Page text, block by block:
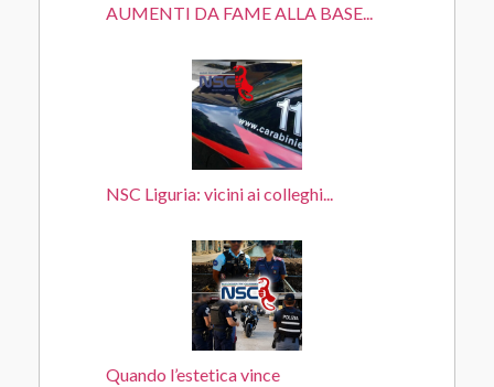
AUMENTI DA FAME ALLA BASE...
NSC Liguria: vicini ai colleghi...
Quando l’estetica vince